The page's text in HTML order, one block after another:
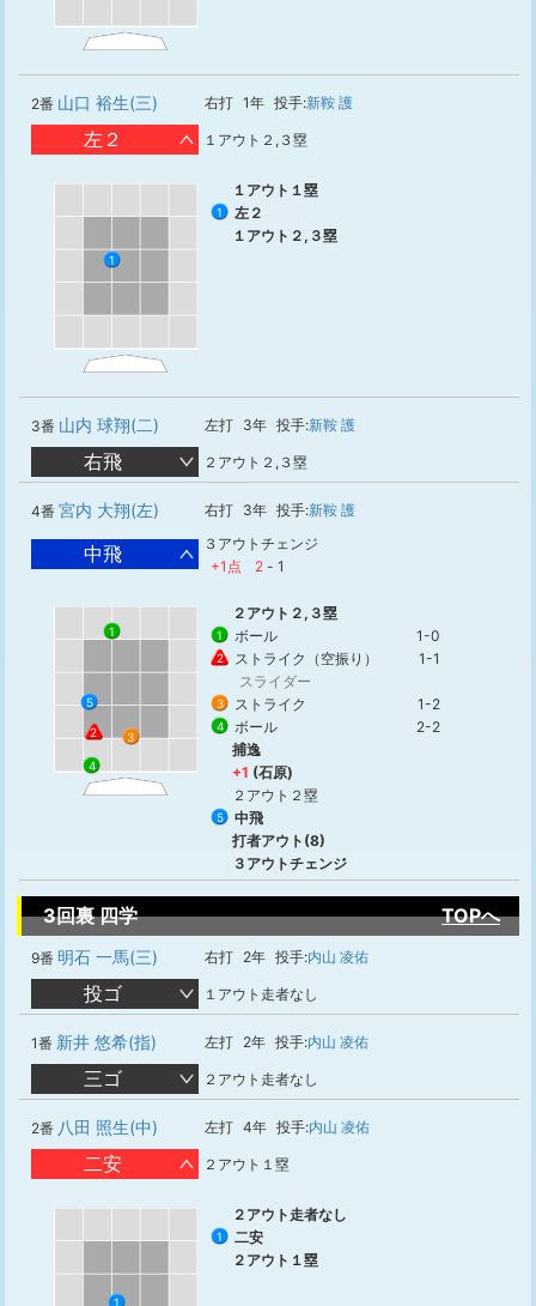
2番 山口 裕生(三) 右打 1年 投手:新鞍 護
左２ １アウト２,３塁
1
１アウト１塁
1
左２
１アウト２,３塁
3番 山内 球翔(二) 左打 3年 投手:新鞍 護
右飛 ２アウト２,３塁
4番 宮内 大翔(左) 右打 3年 投手:新鞍 護
中飛
３アウトチェンジ
+1点
2 - 1
1
2
3
4
5
２アウト２,３塁
1 ボール 1-0
2 ストライク（空振り）
1-1
スライダー
3 ストライク 1-2
4 ボール
2-2
捕逸
+1 (石原)
２アウト２塁
5
中飛
打者アウト(8)
３アウトチェンジ
3回裏 四学 TOPへ
9番 明石 一馬(三) 右打 2年 投手:内山 凌佑
投ゴ １アウト走者なし
1番 新井 悠希(指) 左打 2年 投手:内山 凌佑
三ゴ ２アウト走者なし
2番 八田 照生(中) 左打 4年 投手:内山 凌佑
二安 ２アウト１塁
1
２アウト走者なし
1
二安
２アウト１塁